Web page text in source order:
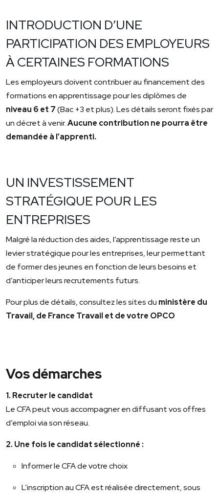
INTRODUCTION D’UNE
PARTICIPATION DES EMPLOYEURS
À CERTAINES FORMATIONS
Les employeurs doivent contribuer au financement des
formations en apprentissage pour les diplômes de
niveau 6 et 7(Bac +3 et plus). Les détails seront fixés par
un décret à venir.Aucune contribution ne pourra être
demandée à l’apprenti.
UN INVESTISSEMENT
STRATÉGIQUE POUR LES
ENTREPRISES
Malgré la réduction des aides, l’apprentissage reste un
levier stratégique pour les entreprises, leur permettant
de former des jeunes en fonction de leurs besoins et
d’anticiper leurs recrutements futurs.
Pour plus de détails, consultez les sites du ministère du
Travail, de France Travail et de votre OPCO
Vos démarches
1. Recruter le candidat
Le CFA peut vous accompagner en diffusant vos offres
d’emploi via son réseau.
2. Une fois le candidat sélectionné :
Informer le CFA de votre choix
L’inscription au CFA est réalisée directement, sous